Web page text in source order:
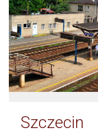
Szczecin